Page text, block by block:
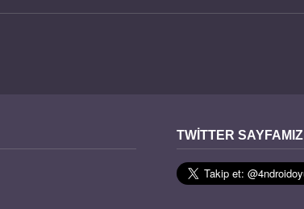
TWITTER SAYFAMIZ